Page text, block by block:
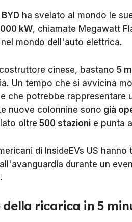
BYD ha svelato al mondo le
kW, chiamate Megawatt
mondo dell'auto elettrica.
cinese, bastano 5
Un tempo che si avvicina
che potrebbe rappresentare
nuove colonnine sono già
oltre 500 stazioni e punta
di InsideEVs US hanno
durante un
della ricarica in 5